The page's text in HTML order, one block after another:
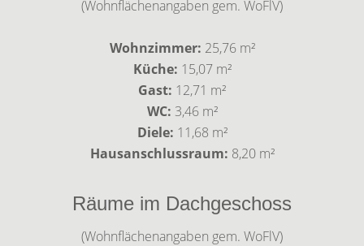
(Wohnflächenangaben gem. WoFlV)
Wohnzimmer: 25,76 m²
Küche: 15,07 m²
Gast: 12,71 m²
WC: 3,46 m²
Diele: 11,68 m²
Hausanschlussraum: 8,20 m²
Räume im Dachgeschoss
(Wohnflächenangaben gem. WoFlV)